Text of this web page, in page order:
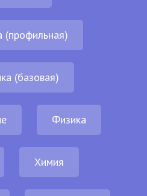
(профильная)
(базовая)
Физика
Химия